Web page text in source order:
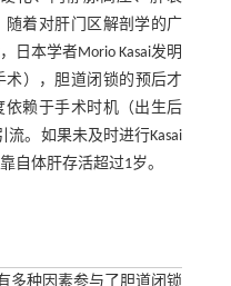
随着对肝门区解剖学的广
日本学者Morio Kasai发明
术），胆道闭锁的预后才
赖于手术时机（出生后
流。如果未及时进行Kasai
自体肝存活超过1岁。
多种因素参与了胆道闭锁